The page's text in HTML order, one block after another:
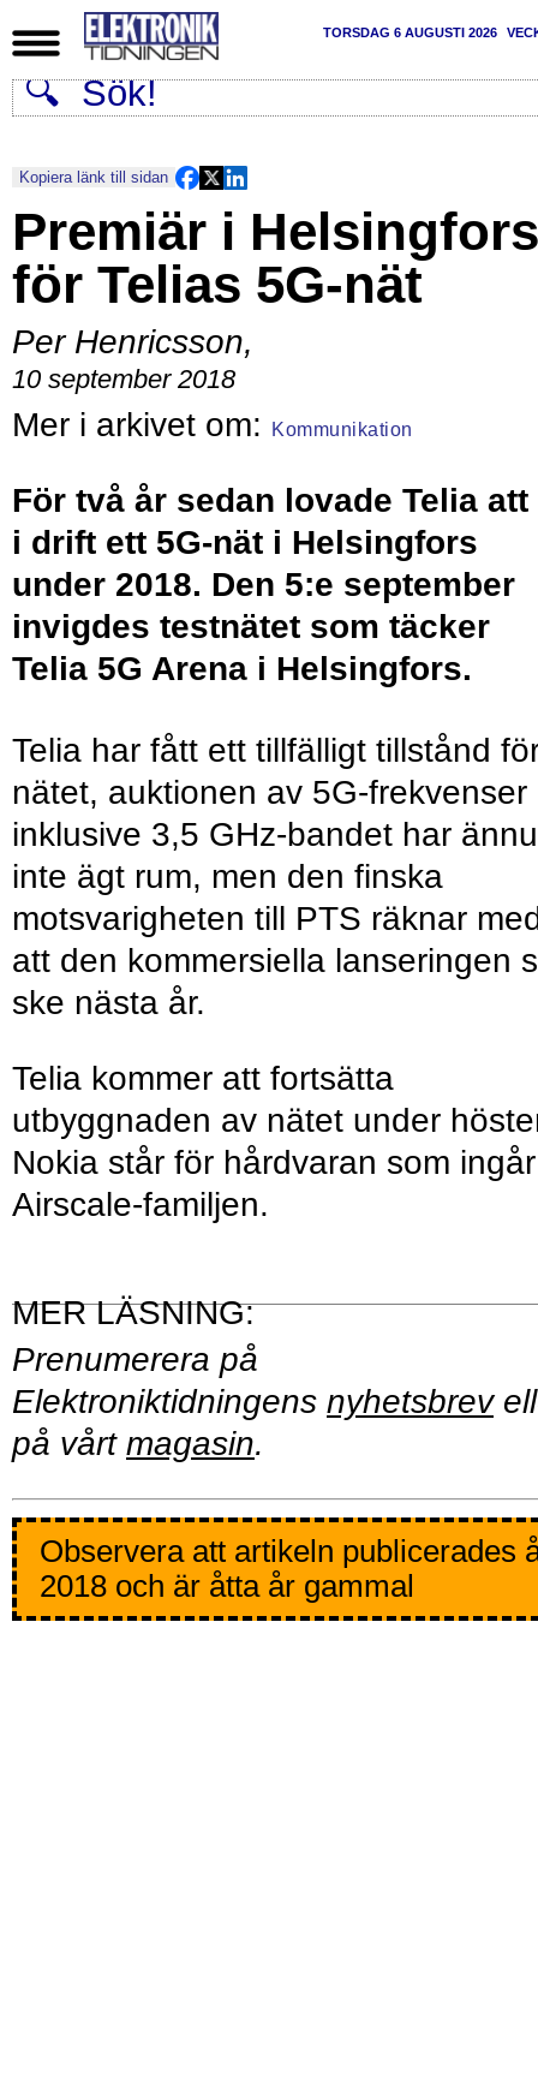
TORSDAG 6 AUGUSTI 2026
Kopiera länk till sidan
Premiär i Helsingfors
för Telias 5G-nät
Per Henricsson,
10 september 2018
Kommunikation
För två år sedan lovade Telia att
i drift ett 5G-nät i Helsingfors
under 2018. Den 5:e september
invigdes testnätet som täcker
Telia 5G Arena i Helsingfors.
Telia har fått ett tillfälligt tillstånd
nätet, auktionen av 5G-frekvenser
inklusive 3,5 GHz-bandet har ännu
inte ägt rum, men den finska
motsvarigheten till PTS räknar
att den kommersiella lanseringen
ske nästa år.
Telia kommer att fortsätta
utbyggnaden av nätet under
Nokia står för hårdvaran som
Airscale-familjen.
Prenumerera på
Elektroniktidningens nyhetsbrev
på vårt magasin.
Observera att artikeln publicerades
2018 och är åtta år gammal